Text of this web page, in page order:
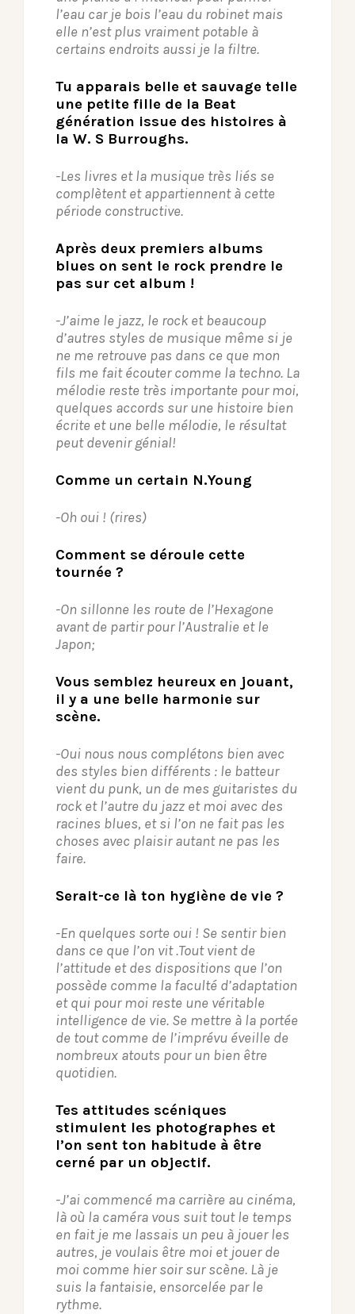
l’eau car je bois l’eau du robinet mais
elle n’est plus vraiment potable à
certains endroits aussi je la filtre.
Tu apparais belle et sauvage telle
une petite fille de la Beat
génération issue des histoires à
la W. S Burroughs.
-Les livres et la musique très liés se
complètent et appartiennent à cette
période constructive.
Après deux premiers albums
blues on sent le rock prendre le
pas sur cet album !
-J’aime le jazz, le rock et beaucoup
d’autres styles de musique même si je
ne me retrouve pas dans ce que mon
fils me fait écouter comme la techno. La
mélodie reste très importante pour moi,
quelques accords sur une histoire bien
écrite et une belle mélodie, le résultat
peut devenir génial!
Comme un certain N.Young
-Oh oui ! (rires)
Comment se déroule cette
tournée ?
-On sillonne les route de l’Hexagone
avant de partir pour l’Australie et le
Japon;
Vous semblez heureux en jouant,
il y a une belle harmonie sur
scène.
-Oui nous nous complétons bien avec
des styles bien différents : le batteur
vient du punk, un de mes guitaristes du
rock et l’autre du jazz et moi avec des
racines blues, et si l’on ne fait pas les
choses avec plaisir autant ne pas les
faire.
Serait-ce là ton hygiène de vie ?
-En quelques sorte oui ! Se sentir bien
dans ce que l’on vit .Tout vient de
l’attitude et des dispositions que l’on
possède comme la faculté d’adaptation
et qui pour moi reste une véritable
intelligence de vie. Se mettre à la portée
de tout comme de l’imprévu éveille de
nombreux atouts pour un bien être
quotidien.
Tes attitudes scéniques
stimulent les photographes et
l’on sent ton habitude à être
cerné par un objectif.
-J’ai commencé ma carrière au cinéma,
là où la caméra vous suit tout le temps
en fait je me lassais un peu à jouer les
autres, je voulais être moi et jouer de
moi comme hier soir sur scène. Là je
suis la fantaisie, ensorcelée par le
rythme.